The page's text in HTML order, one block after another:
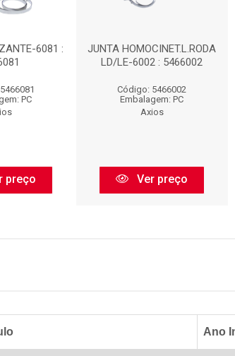
6081 :
PC
preço
JUNTA HOMOCINET.L.RODA
LD/LE-6002 : 5466002
Código: 5466002
Embalagem: PC
Axios
Ver preço
Ano